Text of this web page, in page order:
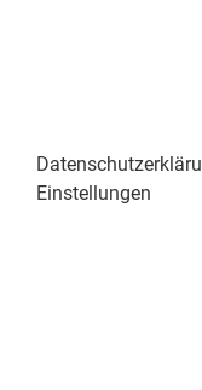
Einstellungen